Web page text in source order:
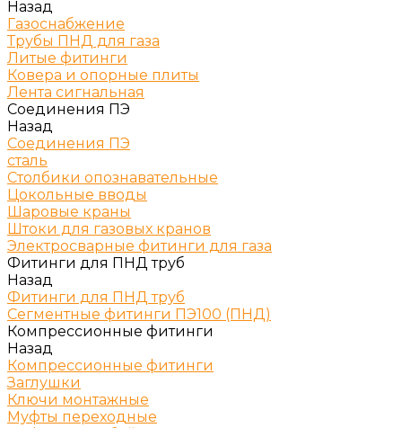
Назад
Газоснабжение
Трубы ПНД для газа
Литые фитинги
Ковера и опорные плиты
Лента сигнальная
Соединения ПЭ
Назад
Соединения ПЭ
сталь
Столбики опознавательные
Цокольные вводы
Шаровые краны
Штоки для газовых кранов
Электросварные фитинги для газа
Фитинги для ПНД труб
Назад
Фитинги для ПНД труб
Сегментные фитинги ПЭ100 (ПНД)
Компрессионные фитинги
Назад
Компрессионные фитинги
Заглушки
Ключи монтажные
Муфты переходные